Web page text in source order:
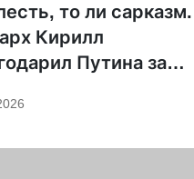
то ли сарказм.
Кирилл
Путина за
развитие